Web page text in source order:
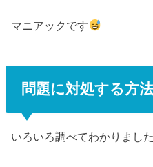
マニアックです
問題に対処する方
いろいろ調べてわかりました